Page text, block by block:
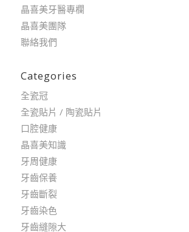
晶喜美牙醫專欄
晶喜美團隊
聯絡我們
Categories
全瓷冠
全瓷貼片 / 陶瓷貼片
口腔健康
晶喜美知識
牙周健康
牙齒保養
牙齒斷裂
牙齒染色
牙齒縫隙大